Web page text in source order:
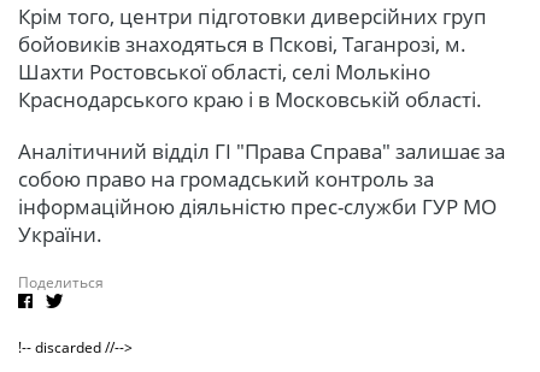
Крім того, центри підготовки диверсійних груп
бойовиків знаходяться в Пскові, Таганрозі, м.
Шахти Ростовської області, селі Молькіно
Краснодарського краю і в Московській області.
Аналітичний відділ ГІ "Права Справа" залишає за
собою право на громадський контроль за
інформаційною діяльністю прес-служби ГУР МО
України.
Поделиться
!-- discarded //-->